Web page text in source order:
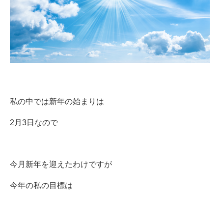
私の中では新年の始まりは
2月3日なので
今月新年を迎えたわけですが
今年の私の目標は